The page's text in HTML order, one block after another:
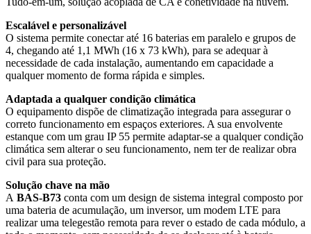
Escalável e personalizável
O sistema permite conectar até 16 baterias em paralelo e grupos de
4, chegando até 1,1 MWh (16 x 73 kWh), para se adequar à
necessidade de cada instalação, aumentando em capacidade a
qualquer momento de forma rápida e simples.
Adaptada a qualquer condição climática
O equipamento dispõe de climatização integrada para assegurar o
correto funcionamento em espaços exteriores. A sua envolvente
estanque com um grau IP 55 permite adaptar-se a qualquer condição
climática sem alterar o seu funcionamento, nem ter de realizar obra
civil para sua proteção.
Solução chave na mão
A BAS-B73 conta com um design de sistema integral composto por
uma bateria de acumulação, um inversor, um modem LTE para
realizar uma telegestão remota para rever o estado de cada módulo, a